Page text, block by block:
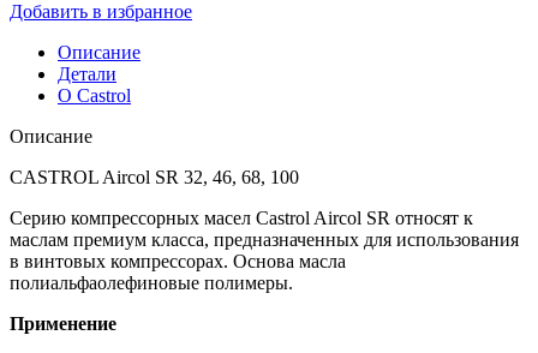
sr
46
20
л
Добавить в избранное
Описание
Детали
О Castrol
Описание
CASTROL Aircol SR 32, 46, 68, 100
Серию компрессорных масел Castrol Aircol SR относят к
маслам премиум класса, предназначенных для использования
в винтовых компрессорах. Основа масла
полиальфаолефиновые полимеры.
Применение